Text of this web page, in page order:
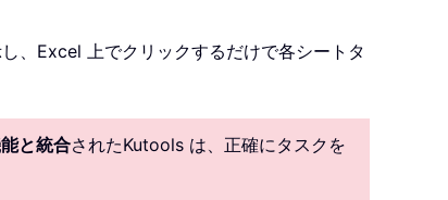
、Excel 上でクリックするだけで各シートタ
と統合されたKutools は、正確にタスクを